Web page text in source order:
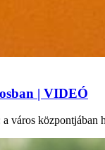
| VIDEÓ
központjában